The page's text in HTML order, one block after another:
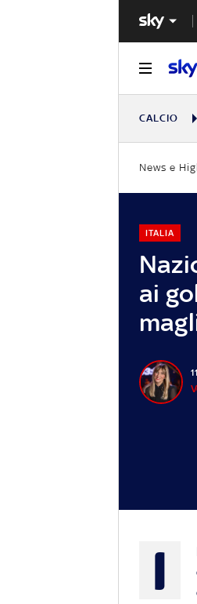
CALCIO
News e
ai
ITALIA
I